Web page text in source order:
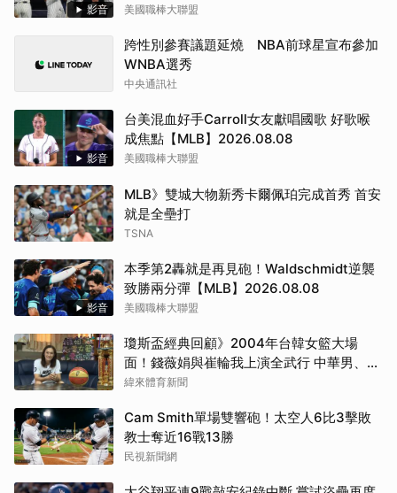
影音 美國職棒大聯盟
跨性別參賽議題延燒 NBA前球星宣布參加
WNBA選秀
中央通訊社
影音
台美混血好手Carroll女友獻唱國歌 好歌喉
成焦點【MLB】2026.08.08
美國職棒大聯盟
MLB》雙城大物新秀卡爾佩珀完成首秀 首安
就是全壘打
TSNA
影音
本季第2轟就是再見砲！Waldschmidt逆襲
致勝兩分彈【MLB】2026.08.08
美國職棒大聯盟
瓊斯盃經典回顧》2004年台韓女籃大場
面！錢薇娟與崔輪我上演全武行 中華男、女
籃首度攜手奪冠
緯來體育新聞
Cam Smith單場雙響砲！太空人6比3擊敗
教士奪近16戰13勝
民視新聞網